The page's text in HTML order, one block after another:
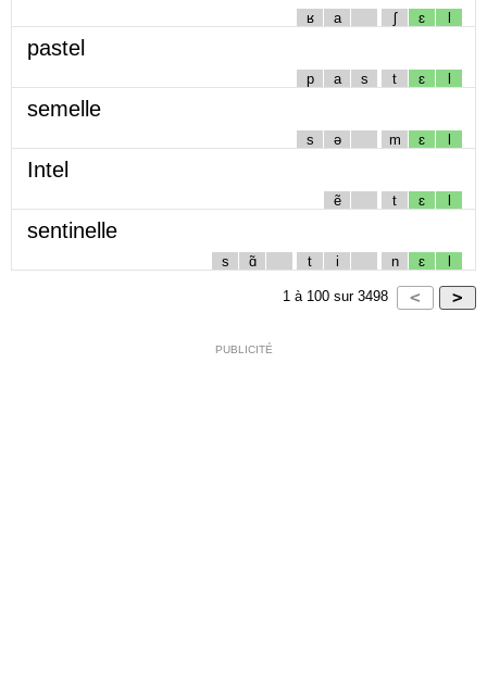
ʁ a ʃ ɛ l
pastel
p a s t ɛ l
semelle
s ə m ɛ l
Intel
ẽ t ɛ l
sentinelle
s ɑ̃ t i n ɛ l
1 à 100 sur 3498
PUBLICITÉ